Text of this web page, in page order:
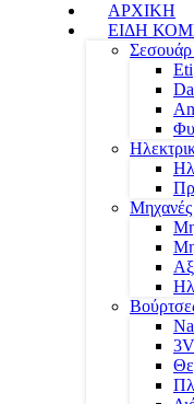
ΑΡΧΙΚΗ
ΕΙΔΗ
Eti
Μηχανές